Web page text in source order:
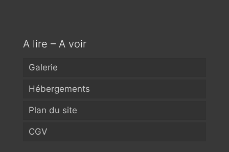
A lire – A voir
Galerie
Hébergements
Plan du site
CGV